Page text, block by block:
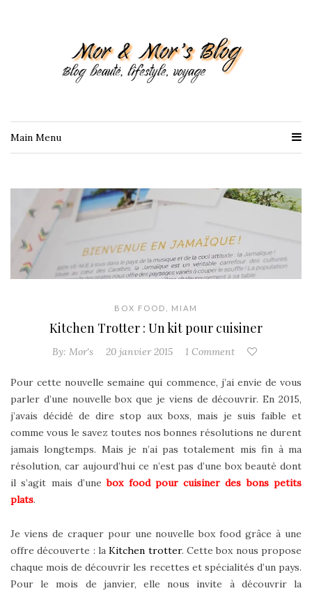
Main Menu
BOX FOOD MIAM
Kitchen Trotter : Un kit pour cuisiner
By: Mor's 20 janvier 2015 1 Comment
Pour cette nouvelle semaine qui commence, j’ai envie de vous
parler d’une nouvelle box que je viens de découvrir. En 2015,
j’avais décidé de dire stop aux boxs, mais je suis faible et
comme vous le savez toutes nos bonnes résolutions ne durent
jamais longtemps. Mais je n’ai pas totalement mis fin à ma
résolution, car aujourd’hui ce n’est pas d’une box beauté dont
il s’agit mais d’unebox food pour cuisiner des bons petits
plats.
Je viens de craquer pour une nouvelle box food grâce à une
offre découverte : laKitchen trotter. Cette box nous propose
chaque mois de découvrir les recettes et spécialités d’un pays.
Pour le mois de janvier, elle nous invite à découvrir la